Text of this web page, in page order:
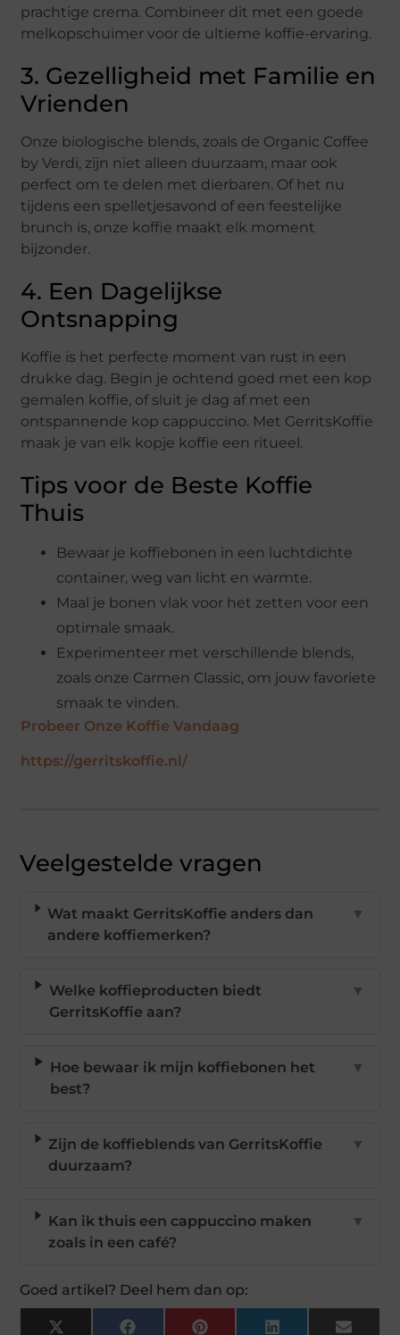
prachtige crema. Combineer dit met een goede
melkopschuimer voor de ultieme koffie-ervaring.
3. Gezelligheid met Familie en
Vrienden
Onze biologische blends, zoals de Organic Coffee
by Verdi, zijn niet alleen duurzaam, maar ook
perfect om te delen met dierbaren. Of het nu
tijdens een spelletjesavond of een feestelijke
brunch is, onze koffie maakt elk moment
bijzonder.
4. Een Dagelijkse
Ontsnapping
Koffie is het perfecte moment van rust in een
drukke dag. Begin je ochtend goed met een kop
gemalen koffie, of sluit je dag af met een
ontspannende kop cappuccino. Met GerritsKoffie
maak je van elk kopje koffie een ritueel.
Tips voor de Beste Koffie
Thuis
Bewaar je koffiebonen in een luchtdichte
container, weg van licht en warmte.
Maal je bonen vlak voor het zetten voor een
optimale smaak.
Experimenteer met verschillende blends,
zoals onze Carmen Classic, om jouw favoriete
smaak te vinden.
Probeer Onze Koffie Vandaag
https://gerritskoffie.nl/
Veelgestelde vragen
Wat maakt GerritsKoffie anders dan
andere koffiemerken?
▼
Welke koffieproducten biedt
GerritsKoffie aan?
▼
Hoe bewaar ik mijn koffiebonen het
best?
▼
Zijn de koffieblends van GerritsKoffie
duurzaam?
▼
Kan ik thuis een cappuccino maken
zoals in een café?
▼
Goed artikel? Deel hem dan op: